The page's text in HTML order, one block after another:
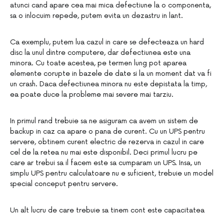
atunci cand apare cea mai mica defectiune la o componenta,
sa o inlocuim repede, putem evita un dezastru in lant.
Ca exemplu, putem lua cazul in care se defecteaza un hard
disc la unul dintre computere, dar defectiunea este una
minora. Cu toate acestea, pe termen lung pot aparea
elemente corupte in bazele de date si la un moment dat va fi
un crash. Daca defectiunea minora nu este depistata la timp,
ea poate duce la probleme mai severe mai tarziu.
In primul rand trebuie sa ne asiguram ca avem un sistem de
backup in caz ca apare o pana de curent. Cu un UPS pentru
servere, obtinem curent electric de rezerva in cazul in care
cel de la retea nu mai este disponibil. Deci primul lucru pe
care ar trebui sa il facem este sa cumparam un UPS. Insa, un
simplu UPS pentru calculatoare nu e suficient, trebuie un model
special conceput pentru servere.
Un alt lucru de care trebuie sa tinem cont este capacitatea